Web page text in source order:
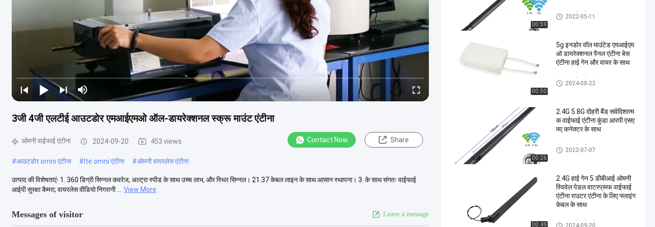
3जी 4जी एलटीई आउटडोर एमआईएमओ ऑल-डायरेक्शनल स्क्रू माउंट एंटीना
ओमनी वाईफाई एंटीना 2024-09-20 453 views Contact Now Share
#आउटडोर omni एंटीना #lte omni एंटीना #ओमनी वायरलेस एंटीना
उत्पाद की विशेषताएंः 1. 360 डिग्री सिग्नल कवरेज, अल्ट्रा स्पीड के साथ उच्च लाभ, और स्थिर सिग्नल। 21.37 केबल लाइन के साथ आसान स्थापना। 3. के साथ संगतः वाईफाई
आईपी सुरक्षा कैमरा; वायरलेस वीडियो निगरानी ...
View More
Messages of visitor Leave a message
00:59
ओमनी वाईफाई एंटीना
2022-05-11
00:50
5g इनडोर वॉल माउंटेड एमआईएम
ओ डायरेक्शनल पैनल एंटीना बेस
एंटीना हाई गेन और वायर के साथ
ओमनी वाईफाई एंटीना
2024-08-22
00:26
2.4G 5.8G दोहरी बैंड सर्वदिशात्म
क वाईफाई एंटीना कुंडा आरपी एसए
मए कनेक्टर के साथ
ओमनी वाईफाई एंटीना
2022-07-07
00:49
2.4G हाई गेन 5 डीबीआई ओमनी
स्विवेल पेडल वाटरप्रूफ वाईफाई
एंटीना राउटर एंटीना के लिए फ्लाइंग
केबल के साथ
ओमनी वाईफाई एंटीना
2024-09-20